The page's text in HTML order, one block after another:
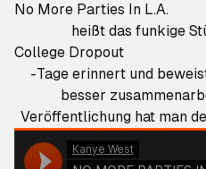
No More Parties In L.A.
heißt das funkige
College Dropout
-Tage erinnert und
besser
Veröffentlichung hat man